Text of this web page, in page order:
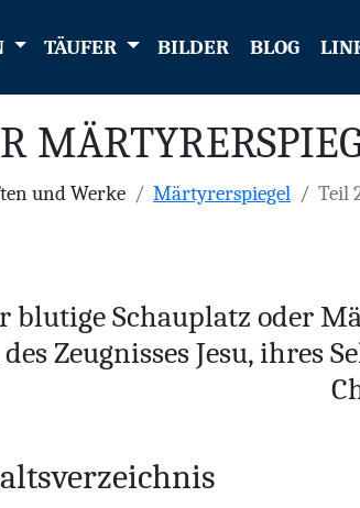
TÄUFER BILDER BLOG
und Werke Märtyrerspiegel Teil
blutige Schauplatz oder
Zeugnisses Jesu, ihres